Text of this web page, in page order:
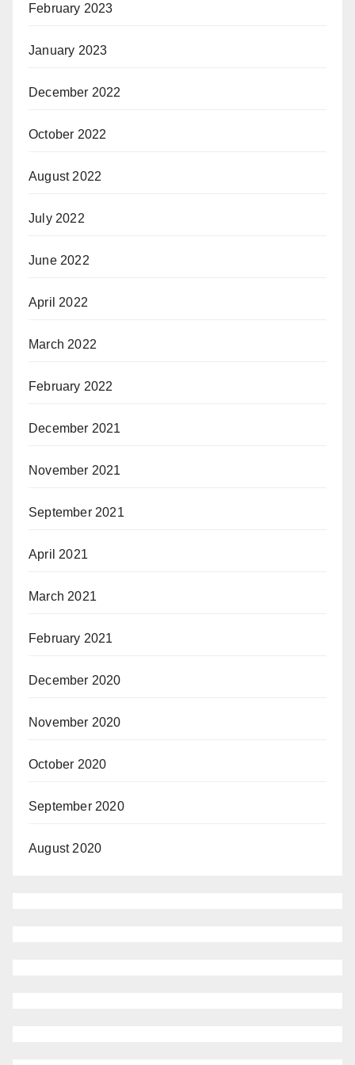
February 2023
January 2023
December 2022
October 2022
August 2022
July 2022
June 2022
April 2022
March 2022
February 2022
December 2021
November 2021
September 2021
April 2021
March 2021
February 2021
December 2020
November 2020
October 2020
September 2020
August 2020